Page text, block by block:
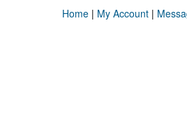
Home| My Account|